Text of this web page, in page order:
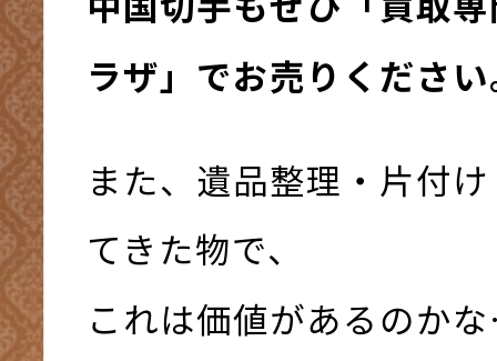
ラザ」でお売りくださ
また、遺品整理・片付
てきた物で、
これは価値があるのか